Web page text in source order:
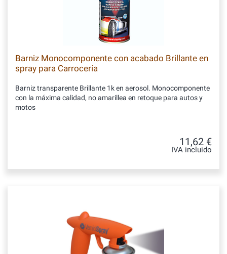
Barniz Monocomponente con acabado Brillante en
spray para Carrocería
Barniz transparente Brillante 1k en aerosol. Monocomponente
con la máxima calidad, no amarillea en retoque para autos y
motos
11,62 €
IVA incluido